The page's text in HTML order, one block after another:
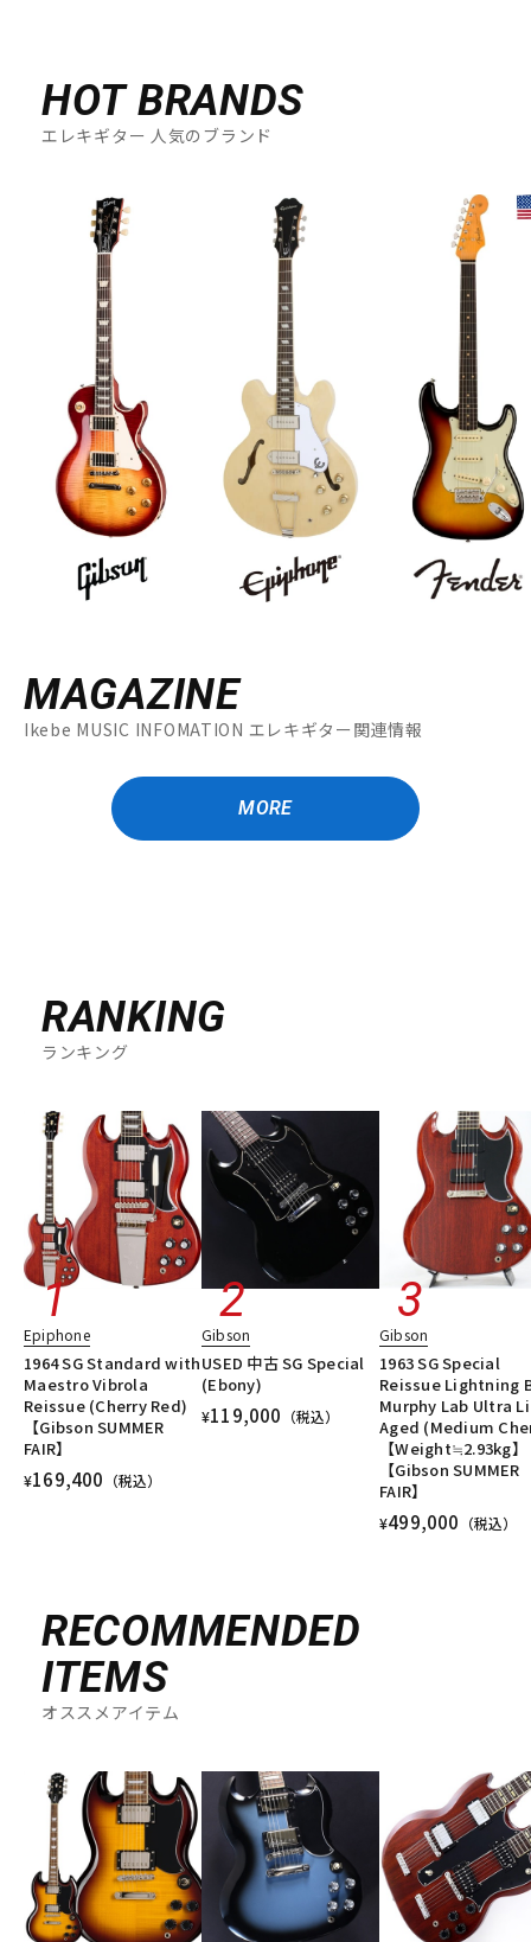
HOT BRANDS
エレキギター 人気のブランド
MAGAZINE
Ikebe MUSIC INFOMATION エレキギター関連情報
MORE
RANKING
ランキング
Epiphone
1964 SG Standard with
Maestro Vibrola
Reissue (Cherry Red)
【Gibson SUMMER
FAIR】
¥169,400 （税込）
Gibson
USED 中古 SG Special
(Ebony)
¥119,000 （税込）
Gibson
1963 SG Special
Reissue Lightning
Murphy Lab Ultra
Aged (Medium
【Weight≒2.93kg】
【Gibson SUMMER
FAIR】
¥499,000 （税込）
RECOMMENDED
ITEMS
オススメアイテム